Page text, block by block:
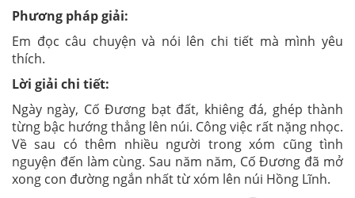
Phương pháp giải:
Em đọc câu chuyện và nói lên chi tiết mà mình yêu
thích.
Lời giải chi tiết:
Ngày ngày, Cố Đương bạt đất, khiêng đá, ghép thành
từng bậc hướng thẳng lên núi. Công việc rất nặng nhọc.
Về sau có thêm nhiều người trong xóm cũng tình
nguyện đến làm cùng. Sau năm năm, Cố Đương đã mở
xong con đường ngắn nhất từ xóm lên núi Hồng Lĩnh.